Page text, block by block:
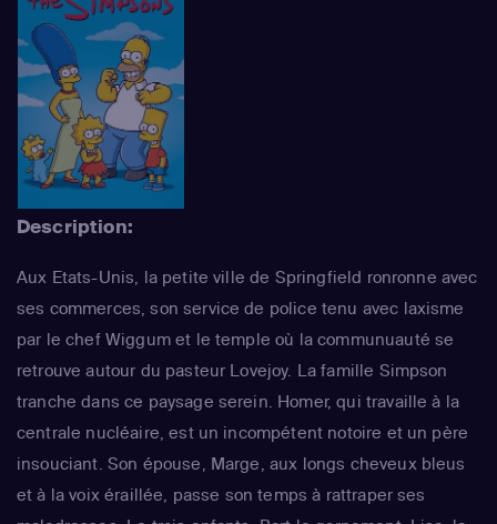
Description:
Aux Etats-Unis, la petite ville de Springfield ronronne avec
ses commerces, son service de police tenu avec laxisme
par le chef Wiggum et le temple où la communuauté se
retrouve autour du pasteur Lovejoy. La famille Simpson
tranche dans ce paysage serein. Homer, qui travaille à la
centrale nucléaire, est un incompétent notoire et un père
insouciant. Son épouse, Marge, aux longs cheveux bleus
et à la voix éraillée, passe son temps à rattraper ses